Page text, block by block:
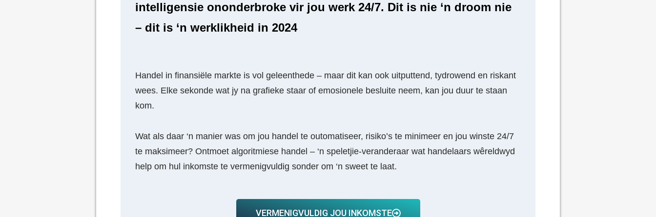
intelligensie ononderbroke vir jou werk 24/7. Dit is nie ‘n droom nie
– dit is ‘n werklikheid in 2024
Handel in finansiële markte is vol geleenthede – maar dit kan ook uitputtend, tydrowend en riskant
wees. Elke sekonde wat jy na grafieke staar of emosionele besluite neem, kan jou duur te staan
kom.
Wat als daar ‘n manier was om jou handel te outomatiseer, risiko’s te minimeer en jou winste 24/7
te maksimeer? Ontmoet algoritmiese handel – ‘n speletjie-veranderaar wat handelaars wêreldwyd
help om hul inkomste te vermenigvuldig sonder om ‘n sweet te laat.
VERMENIGVULDIG JOU INKOMSTE